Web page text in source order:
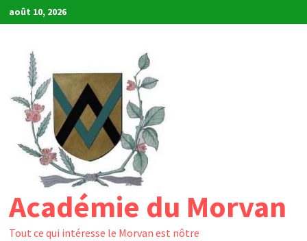
Passer
au
août 10, 2026
Académie du Morvan
Tout ce qui intéresse le Morvan est nôtre